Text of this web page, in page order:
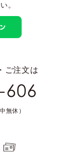
。
ご注文は
無休）